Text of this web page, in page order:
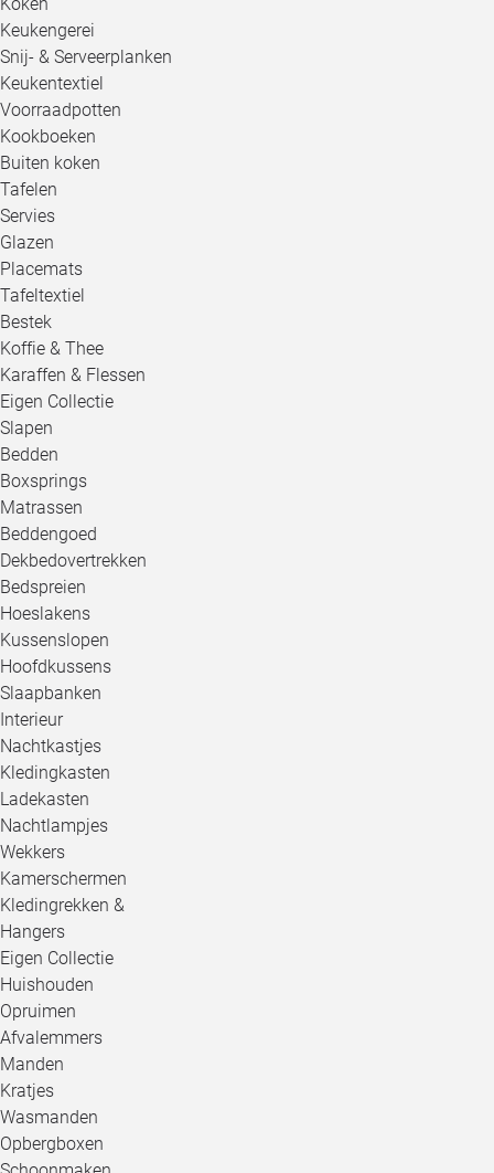
Keukengerei
Snij- & Serveerplanken
Keukentextiel
Voorraadpotten
Kookboeken
Buiten koken
Tafelen
Servies
Glazen
Placemats
Tafeltextiel
Bestek
Koffie & Thee
Karaffen & Flessen
Eigen Collectie
Slapen
Bedden
Boxsprings
Matrassen
Beddengoed
Dekbedovertrekken
Bedspreien
Hoeslakens
Kussenslopen
Hoofdkussens
Slaapbanken
Interieur
Nachtkastjes
Kledingkasten
Ladekasten
Nachtlampjes
Wekkers
Kamerschermen
Kledingrekken &
Hangers
Eigen Collectie
Huishouden
Opruimen
Afvalemmers
Manden
Kratjes
Wasmanden
Opbergboxen